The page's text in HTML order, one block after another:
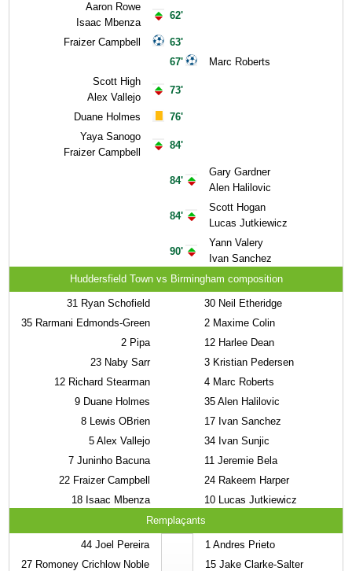
Aaron Rowe
Isaac Mbenza
Fraizer Campbell
Scott High
Alex Vallejo
Duane Holmes
Yaya Sanogo
Fraizer Campbell
62'
63'
67'
73'
76'
84'
84'
84'
90'
Marc Roberts
Gary Gardner
Alen Halilovic
Scott Hogan
Lucas Jutkiewicz
Yann Valery
Ivan Sanchez
Huddersfield Town vs Birmingham composition
31 Ryan Schofield
35 Rarmani Edmonds-Green
2 Pipa
23 Naby Sarr
12 Richard Stearman
9 Duane Holmes
8 Lewis OBrien
5 Alex Vallejo
7 Juninho Bacuna
22 Fraizer Campbell
18 Isaac Mbenza
30 Neil Etheridge
2 Maxime Colin
12 Harlee Dean
3 Kristian Pedersen
4 Marc Roberts
35 Alen Halilovic
17 Ivan Sanchez
34 Ivan Sunjic
11 Jeremie Bela
24 Rakeem Harper
10 Lucas Jutkiewicz
Remplaçants
44 Joel Pereira
27 Romoney Crichlow Noble
1 Andres Prieto
15 Jake Clarke-Salter